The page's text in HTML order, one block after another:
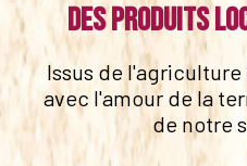
Des produits
Issus de
avec l'amour de la
de notre